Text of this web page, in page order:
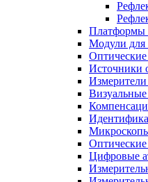
Платформы
Модули для
Оптические
Источники
Цифровые